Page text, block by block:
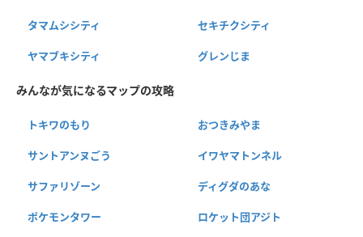
タマムシシティ セキチクシティ
ヤマブキシティ グレンじま
みんなが気になるマップの攻略
トキワのもり おつきみやま
サントアンヌごう イワヤマトンネル
サファリゾーン ディグダのあな
ポケモンタワー ロケット団アジト